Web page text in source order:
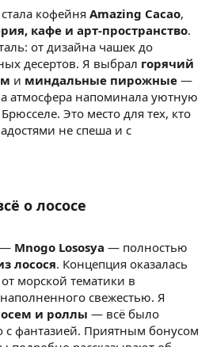
кофейня Amazing Cacao,
кафе и арт-пространство.
от дизайна чашек до
десертов. Я выбрал горячий
и миндальные пирожные —
атмосфера напоминала уютную
Это место для тех, кто
не спеша и с
о лососе
— Mnogo Lososya — полностью
лосося. Концепция оказалась
морской тематики в
свежестью. Я
и роллы — всё было
с фантазией. Приятным бонусом